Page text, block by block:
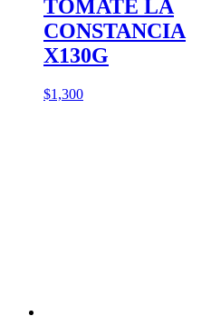
TOMATE LA
CONSTANCIA
X130G
$1,300